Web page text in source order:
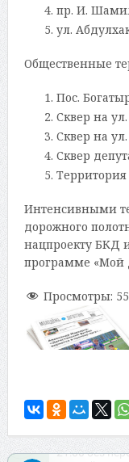
пр. И.
ул.
Общественные
Пос.
Сквер на
Сквер на
Сквер
Интенсивными
дорожного
нацпроекту БКД
программе «Мой
Просмотры: 55